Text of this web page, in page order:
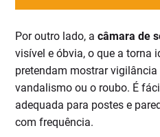
Por outro lado, acâmara de
visível e óbvia, o que a torna
pretendam mostrar
vandalismo ou o roubo. É
adequada para postes e
com frequência.